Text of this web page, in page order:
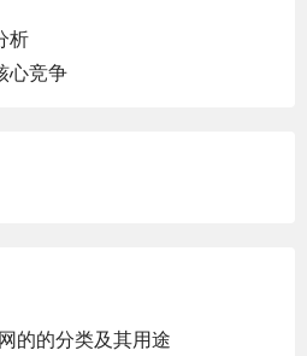
析
心竞争
的的分类及其用途